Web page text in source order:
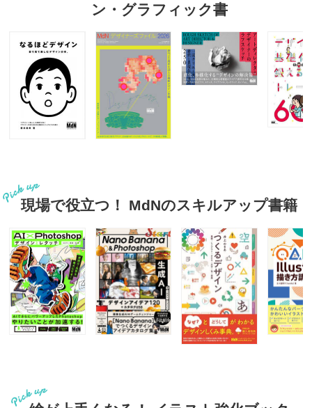
ン・グラフィック書
現場で役立つ！ MdNのスキルアップ書籍